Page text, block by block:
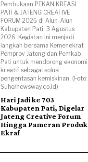
Pembukaan PEKAN KREASI
PATI & JATENG CREATIVE
FORUM 2026 di Alun-Alun
Kabupaten Pati, 3 Agustus
2026. Kegiatan ini menjadi
langkah bersama Kemenekraf,
Pemprov Jateng dan Pemkab
Pati untuk mendorong ekonomi
kreatif sebagai solusi
pengentasan kemiskinan. (Foto:
Suho/newsway.co.id)
Hari Jadi ke 703
Kabupaten Pati, Digelar
Jateng Creative Forum
Hingga Pameran Produk
Ekraf